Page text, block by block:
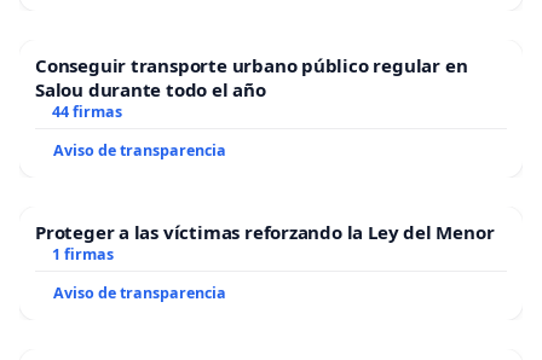
Conseguir transporte urbano público regular en
Salou durante todo el año
44 firmas
Aviso de transparencia
Proteger a las víctimas reforzando la Ley del Menor
1 firmas
Aviso de transparencia